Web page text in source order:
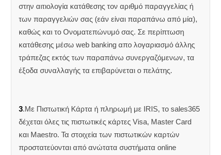
στην αιτιολογία κατάθεσης τον αριθμό παραγγελίας ή
των παραγγελιών σας (εάν είναι παραπάνω από μία),
καθώς και το Ονοματεπώνυμό σας. Σε περίπτωση
κατάθεσης μέσω web banking απο λογαριασμό άλλης
τράπεζας εκτός των παραπάνω συνεργαζόμενων, τα
έξοδα συναλλαγής τα επιβαρύνεται ο πελάτης.
3.Με Πιστωτική Κάρτα ή πληρωμή με IRIS, το sales365
δέχεται όλες τις πιστωτικές κάρτες Visa, Master Card
και Maestro. Τα στοιχεία των πιστωτικών καρτών
προστατεύονται από ανώτατα συστήματα online